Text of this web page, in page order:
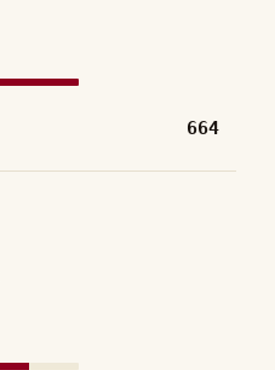
664